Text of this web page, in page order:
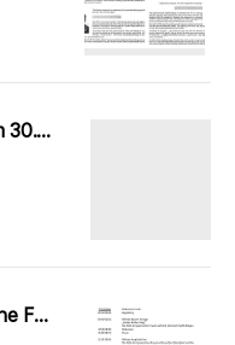
Einladung zum Herbstseminar am 30.10.-01.11.2009
gemeinsames Seminar Koreanische Frauengruppe +Japanische fraueninitiative 31.10.2009